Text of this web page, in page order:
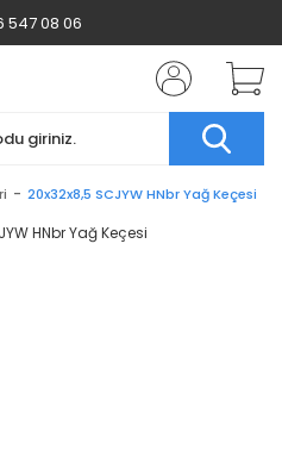
547 08 06
20x32x8,5 SCJYW HNbr Yağ Keçesi